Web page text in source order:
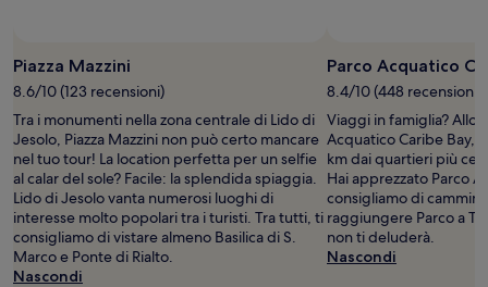
Piazza Mazzini
8.6/10 (123 recensioni)
Tra i monumenti nella zona centrale di Lido di
Jesolo, Piazza Mazzini non può certo mancare
nel tuo tour! La location perfetta per un selfie
al calar del sole? Facile: la splendida spiaggia.
Lido di Jesolo vanta numerosi luoghi di
interesse molto popolari tra i turisti. Tra tutti, ti
consigliamo di vistare almeno Basilica di S.
Marco e Ponte di Rialto.
Nascondi
Parco Acquatico
8.4/10 (448 recensioni)
Viaggi in famiglia?
Acquatico Caribe Bay,
km dai quartieri più
Hai apprezzato Parco
consigliamo di
raggiungere Parco a
non ti deluderà.
Nascondi